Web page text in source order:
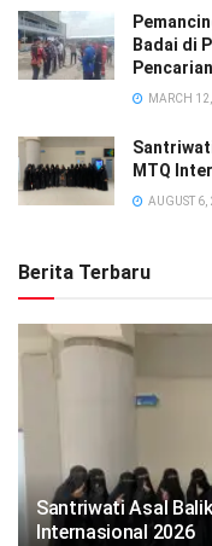
Badai di
Pencarian
MARCH
MTQ
AUGUST 6,
Berita Terbaru
Santriwati Asal
Internasional 2026